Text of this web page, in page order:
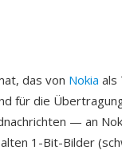
das von Nokia als
für die
— an
1-Bit-Bilder